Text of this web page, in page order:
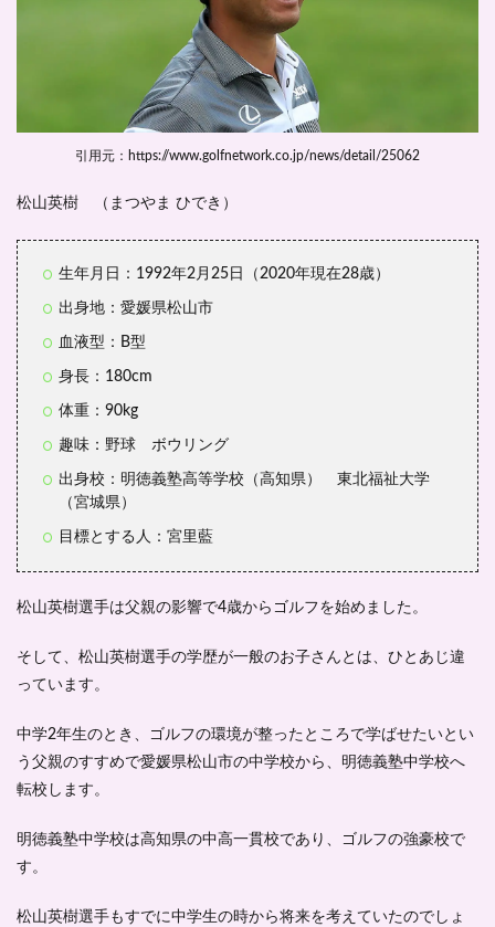
引用元：https://www.golfnetwork.co.jp/news/detail/25062
松山英樹 （まつやま ひでき）
生年月日：1992年2月25日（2020年現在28歳）
出身地：愛媛県松山市
血液型：B型
身長：180cm
体重：90kg
趣味：野球 ボウリング
出身校：明徳義塾高等学校（高知県） 東北福祉大学
（宮城県）
目標とする人：宮里藍
松山英樹選手は父親の影響で4歳からゴルフを始めました。
そして、松山英樹選手の学歴が一般のお子さんとは、ひとあじ違
っています。
中学2年生のとき、ゴルフの環境が整ったところで学ばせたいとい
う父親のすすめで愛媛県松山市の中学校から、 明徳義塾中学校へ
転校 します。
明徳義塾中学校は高知県の中高一貫校であり、 ゴルフの強豪校で
す。
松山英樹選手もすでに中学生の時から将来を考えていたのでしょ